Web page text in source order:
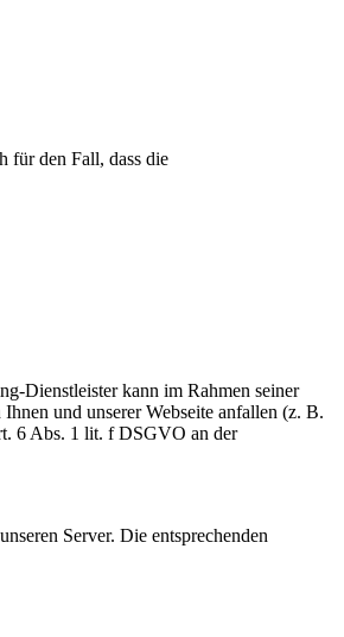
für den Fall, dass die
Dienstleister kann im Rahmen seiner
und unserer Webseite anfallen (z. B.
6 Abs. 1 lit. f DSGVO an der
Server. Die entsprechenden